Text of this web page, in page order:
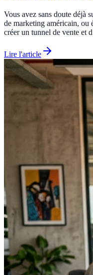
Vous avez sans doute déjà
de marketing américain, ou
créer un tunnel de vente et
Lire l'article